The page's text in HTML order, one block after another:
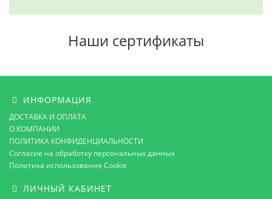
Наши сертификаты
ИНФОРМАЦИЯ
ДОСТАВКА И ОПЛАТА
О КОМПАНИИ
ПОЛИТИКА КОНФИДЕНЦИАЛЬНОСТИ
Согласие на обработку персональных данных
Политика использования Cookie
ЛИЧНЫЙ КАБИНЕТ